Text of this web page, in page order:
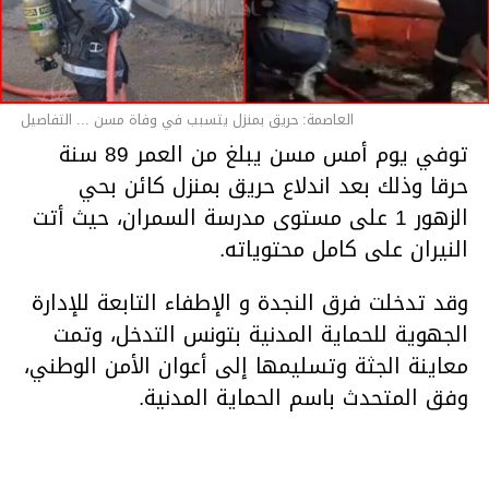
العاصمة: حريق بمنزل يتسبب في وفاة مسن ... التفاصيل
توفي يوم أمس مسن يبلغ من العمر 89 سنة
حرقا وذلك بعد اندلاع حريق بمنزل كائن بحي
الزهور 1 على مستوى مدرسة السمران، حيث أتت
النيران على كامل محتوياته.
وقد تدخلت فرق النجدة و الإطفاء التابعة للإدارة
الجهوية للحماية المدنية بتونس التدخل، وتمت
معاينة الجثة وتسليمها إلى أعوان الأمن الوطني،
وفق المتحدث باسم الحماية المدنية.